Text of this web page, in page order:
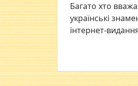
Багато хто
українські
інтернет-